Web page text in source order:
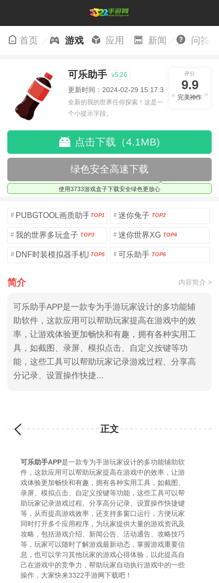
首页 游戏 应用 新闻 问答
可乐助手 v5.26
更新时间：2024-02-29 15:17:39
全新的我的世界任你探索！这是一
个小提示字段。
评分
9.9
完美神作
点击下载（4.1MB)
绿色安全高速下载
使用3733游戏盒子下载安全绿色更放心
# PUBGTOOL画质助手安卓版
TOP1 # 迷你兔子 TOP2
# 我的世界多玩盒子 TOP3 # 迷你世界XG TOP4
# DNF时装模拟器手机版TOP5 # 可乐助手 TOP6
简介 内容简介 >
可乐助手APP是一款专为手游玩家设计的多功能辅
助软件，这款应用可以帮助玩家提高在游戏中的效
率，让游戏体验更加畅快和有趣，拥有各种实用工
具，如截图、录屏、模拟点击、自定义按键等功
能，这些工具可以帮助玩家记录游戏过程、分享高
分记录、设置操作快捷...
正文
可乐助手APP是一款专为手游玩家设计的多功能辅助软
件，这款应用可以帮助玩家提高在游戏中的效率，让游
戏体验更加畅快和有趣，拥有各种实用工具，如截图、
录屏、模拟点击、自定义按键等功能，这些工具可以帮
助玩家记录游戏过程、分享高分记录、设置操作快捷键
等，从而提高游戏效率，还支持多窗口运行，方便玩家
同时打开多个应用程序，为玩家提供大量的游戏资讯及
攻略，包括游戏介绍、新闻公告、活动通告、攻略技巧
等，玩家可以随时了解游戏最新动态，掌握游戏重要信
息，也可以学习其他玩家的游戏心得体验，以此提高自
己在游戏中的竞争力，帮助玩家自动执行游戏中的一些
操作，大家快来3322手游网下载吧！